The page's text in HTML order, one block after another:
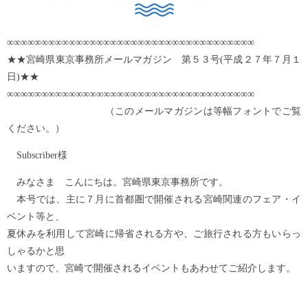
∞∞∞∞∞∞∞∞∞∞∞∞∞∞∞∞∞∞∞∞∞∞∞∞∞∞∞∞∞∞∞∞∞∞∞∞
★★宮崎県東京事務所メールマガジン 第５３号(平成２７年７月１
日)★★
∞∞∞∞∞∞∞∞∞∞∞∞∞∞∞∞∞∞∞∞∞∞∞∞∞∞∞∞∞∞∞∞∞∞∞∞
（このメールマガジンは等幅フォントでご覧
ください。）
Subscriber様
みなさま こんにちは。宮崎県東京事務所です。
本号では、主に７月に首都圏で開催される宮崎関連のフェア・イ
ベント等と、
夏休みを利用して宮崎に帰省される方や、ご旅行される方もいらっ
しゃるかと思
いますので、宮崎で開催されるイベントもあわせてご紹介します。